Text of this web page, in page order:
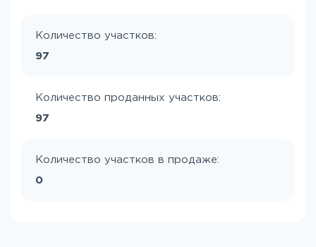
Количество участков:
97
Количество проданных участков:
97
Количество участков в продаже:
0